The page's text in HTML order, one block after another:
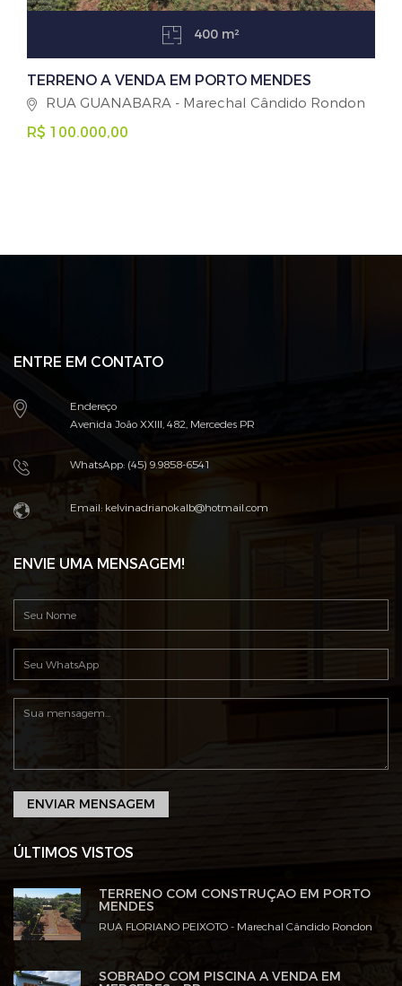
400 m²
TERRENO A VENDA EM PORTO MENDES
RUA GUANABARA - Marechal Cândido Rondon
R$ 100.000,00
ENTRE EM CONTATO
Endereço
Avenida João XXIII, 482, Mercedes PR
WhatsApp: (45) 9.9858-6541
Email: kelvinadrianokalb@hotmail.com
ÚLTIMOS VISTOS
TERRENO COM CONSTRUÇÃO EM PORTO
MENDES
RUA FLORIANO PEIXOTO - Marechal Cândido Rondon
SOBRADO COM PISCINA A VENDA EM
ENVIE UMA MENSAGEM!
ENVIAR MENSAGEM